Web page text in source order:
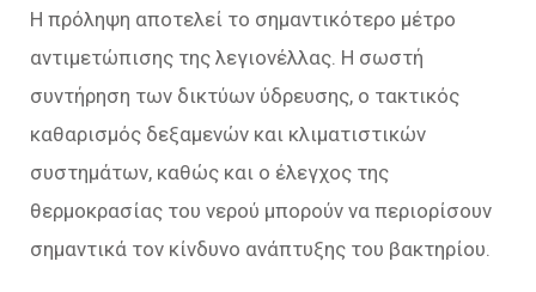
Η πρόληψη αποτελεί το σημαντικότερο μέτρο
αντιμετώπισης της λεγιονέλλας. Η σωστή
συντήρηση των δικτύων ύδρευσης, ο τακτικός
καθαρισμός δεξαμενών και κλιματιστικών
συστημάτων, καθώς και ο έλεγχος της
θερμοκρασίας του νερού μπορούν να περιορίσουν
σημαντικά τον κίνδυνο ανάπτυξης του βακτηρίου.